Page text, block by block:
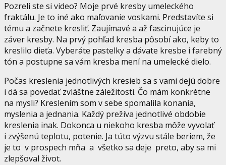
Pozreli ste si video? Moje prvé kresby umeleckého
fraktálu. Je to iné ako maľovanie voskami. Predstavíte si
tému a začnete kresliť. Zaujímavé a až fascinujúce je
záver kresby. Na prvý pohľad kresba pôsobí ako, keby to
kreslilo dieťa. Vyberáte pastelky a dávate kresbe i farebný
tón a postupne sa vám kresba mení na umelecké dielo.
Počas kreslenia jednotlivých kresieb sa s vami dejú dobre
i dá sa povedať zvláštne záležitosti. Čo mám konkrétne
na mysli? Kreslením som v sebe spomalila konania,
myslenia a jednania. Každý prežíva jednotlivé obdobie
kreslenia inak. Dokonca u niekoho kresba môže vyvolať
i zvýšenú teplotu, potenie. Ja túto výzvu stále beriem, že
je to v prospech mňa a všetko sa deje preto, aby sa mi
zlepšoval život.